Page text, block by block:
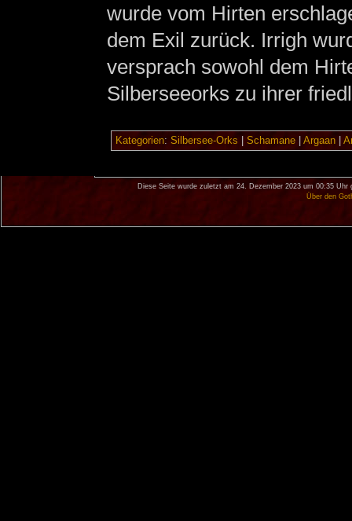
wurde vom Hirten
dem Exil zurück. Irrigh
versprach sowohl dem
Silberseeorks zu ihrer
Kategorien: Silbersee-Orks Schamane| Argaan|
Diese Seite wurde zuletzt am 24. Dezember 2023 um 00:35 Uhr
Über den